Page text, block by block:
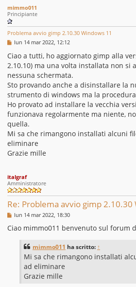
mimmo011
Principiante
Problema avvio gimp 2.10.30 Windows 11
M
s
s
a
g
g
i
o
lun 14 mar 2022, 12:12
Ciao a tutti, ho aggiornato gimp alla
2.10.10) ma una volta installata non si
nessuna schermata.
Sto provando anche a disinstallare la
strumento di windows ma la
Ho provato ad installare la vecchia
funzionava regolarmente ma niente,
quella.
Mi sa che rimangono installati alcuni
eliminare
Grazie mille
italgraf
Amministratore
Re: Problema avvio gimp 2.10.30
M
s
s
lun 14 mar 2022, 18:30
Ciao mimmo011 benvenuto sul forum
mimmo011 ha scritto: ↑
Mi sa che rimangono installati
ad eliminare
Grazie mille